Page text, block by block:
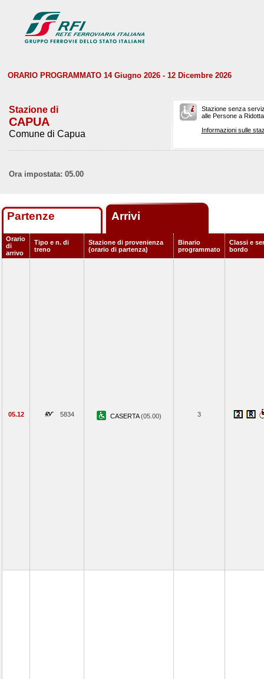
ORARIO PROGRAMMATO 14 Giugno 2026 - 12 Dicembre 2026
Stazione di
CAPUA
Comune di Capua
Stazione senza
alle Persone a
Informazioni sulle
Ora impostata: 05.00
Partenze Arrivi
Orario
di
arrivo
Tipo e n. di
treno
Stazione di provenienza
(orario di partenza)
Binario
programmato
Classi e
bordo
05.12 5834 CASERTA(05.00) 3